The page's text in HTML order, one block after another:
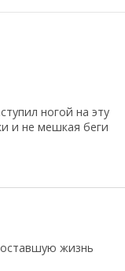
ногой на эту
и не мешкая беги
жизнь